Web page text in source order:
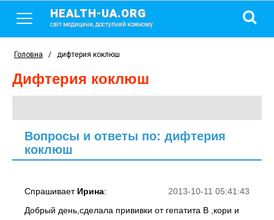
HEALTH-UA.ORG
світ медицини, доступний кожному
Головна / дифтерия коклюш
дифтерия коклюш
Вопросы и ответы по: дифтерия
коклюш
2013-10-11 05:41:43
Спрашивает Ирина:
Добрый день,сделала прививки от гепатита В ,кори и